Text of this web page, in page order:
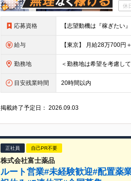
休
応募資格
給与
勤務地
目安残業時間 20時間以内
掲載終了予定日：2026.09.03
正社員 自己PR不要
株式会社富士薬品
ルート営業#未経験歓迎#配置薬